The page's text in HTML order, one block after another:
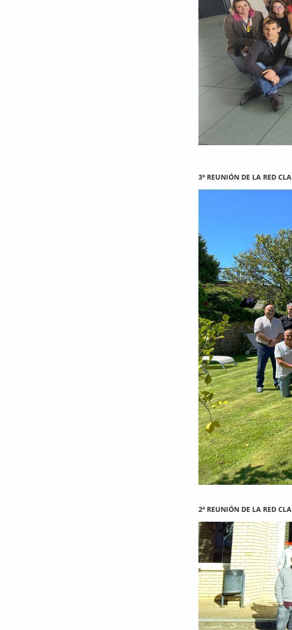
3ª REUNIÓN DE LA RED
2ª REUNIÓN DE LA RED